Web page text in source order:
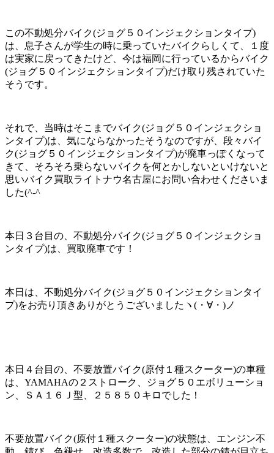
この不動処分バイク(ジョグ５０インジェクションタイプ)
は、息子さんが学生の時に乗っていたバイクらしくて、１度
は実家に戻ってきたけど、今は福岡に行っているからバイク
(ジョグ５０インジェクションタイプ)だけ取り残されていた
そうです。
それで、当時はそこまでバイク(ジョグ５０インジェクショ
ンタイプ)は、気にならなかったそうなのですが、段々バイ
ク(ジョグ５０インジェクションタイプ)が廃車っぽくなって
きて、そろそろ乗らないバイクを何とかしないといけないと
思いバイク買取ライトナウ名古屋にお問い合わせくださいま
した(^-^ゞ
本日３台目の、不動処分バイク(ジョグ５０インジェクショ
ンタイプ)は、買取廃車です！
本日は、不動処分バイク(ジョグ５０インジェクションタイ
プ)をお売り頂きありがとうございましたヽ(・∀・)ノ
本日４台目の、不要放置バイク(原付１種スクーター)の車種
は、YAMAHAの２ストローク、ジョグ５０エボリューショ
ン、ＳＡ１６Ｊ型、２５８５０キロでした！
不要放置バイク(原付１種スクーター)の状態は、エンジン不